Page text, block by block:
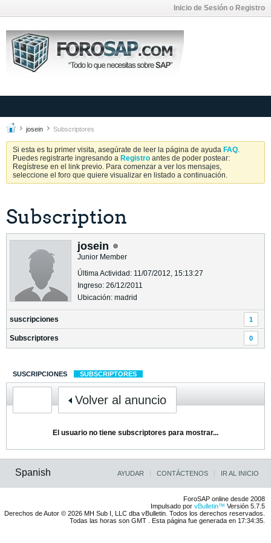
Inicio de Sesión o Registro
josein Subscriptores
Si esta es tu primer visita, asegúrate de leer la página de ayuda FAQ.
Puedes registrarte ingresando a Registro antes de poder postear:
Regístrese en el link previo. Para comenzar a ver los mensajes,
seleccione el foro que quiere visualizar en listado a continuación.
Subscription
josein
Junior Member
Última Actividad: 11/07/2012, 15:13:27
Ingreso: 26/12/2011
Ubicación: madrid
suscripciones 1
Subscriptores 0
SUSCRIPCIONES SUBSCRIPTORES
Volver al anuncio
El usuario no tiene subscriptores para mostrar...
Spanish AYUDAR CONTÁCTENOS IR AL INICIO
ForoSAP online desde 2008
Impulsado por vBulletin™ Versión 5.7.5
Derechos de Autor © 2026 MH Sub I, LLC dba vBulletin. Todos los derechos reservados.
Todas las horas son GMT . Esta página fue generada en 17:34:35.